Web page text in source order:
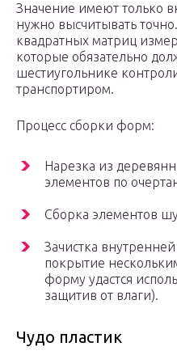
Значение имеют только
нужно высчитывать
квадратных матриц
которые обязательно
шестиугольнике
транспортиром.
Процесс сборки форм:
Нарезка из
элементов по
Сборка элементов
Зачистка
покрытие
форму удастся
защитив от влаги).
Чудо пластик